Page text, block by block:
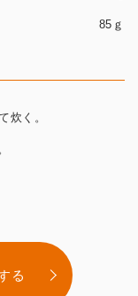
85ｇ
炊く。
る